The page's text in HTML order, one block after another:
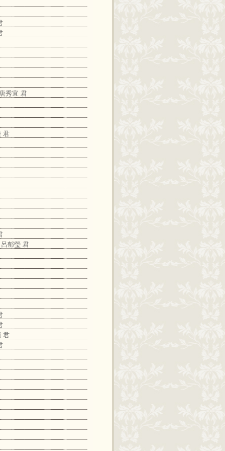
秀宜 君
君
郁瑩 君
君